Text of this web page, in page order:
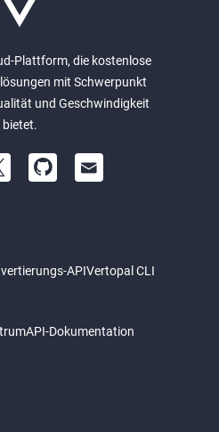
Plattform, die kostenlose
mit Schwerpunkt
und Geschwindigkeit
bietet.
APIVertopal CLI
API-Dokumentation